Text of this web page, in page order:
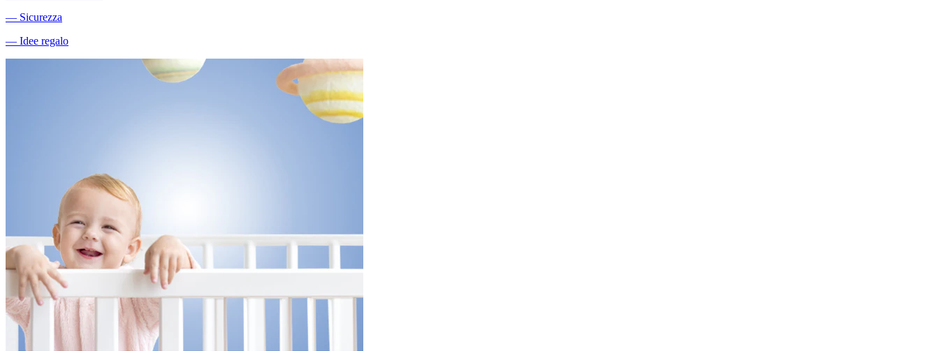
― Sicurezza
― Idee regalo